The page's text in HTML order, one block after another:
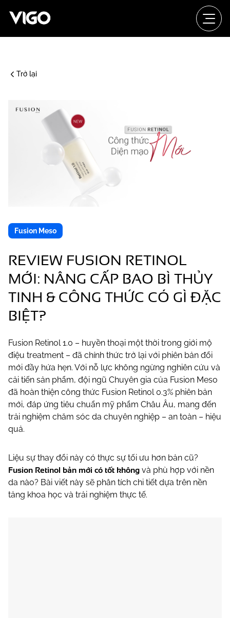
Trở lại
Fusion Meso
REVIEW FUSION RETINOL
MỚI: NÂNG CẤP BAO BÌ THỦY
TINH & CÔNG THỨC CÓ GÌ ĐẶC
BIỆT?
Fusion Retinol 1.0 – huyền thoại một thời trong giới mộ
điệu treatment – đã chính thức trở lại với phiên bản đổi
mới đầy hứa hẹn. Với nỗ lực không ngừng nghiên cứu và
cải tiến sản phẩm, đội ngũ Chuyên gia của Fusion Meso
đã hoàn thiện công thức Fusion Retinol 0.3% phiên bản
mới, đáp ứng tiêu chuẩn mỹ phẩm Châu Âu, mang đến
trải nghiệm chăm sóc da chuyên nghiệp – an toàn – hiệu
quả.
Liệu sự thay đổi này có thực sự tối ưu hơn bản cũ?
Fusion Retinol bản mới có tốt không và phù hợp với nền
da nào? Bài viết này sẽ phân tích chi tiết dựa trên nền
tảng khoa học và trải nghiệm thực tế.